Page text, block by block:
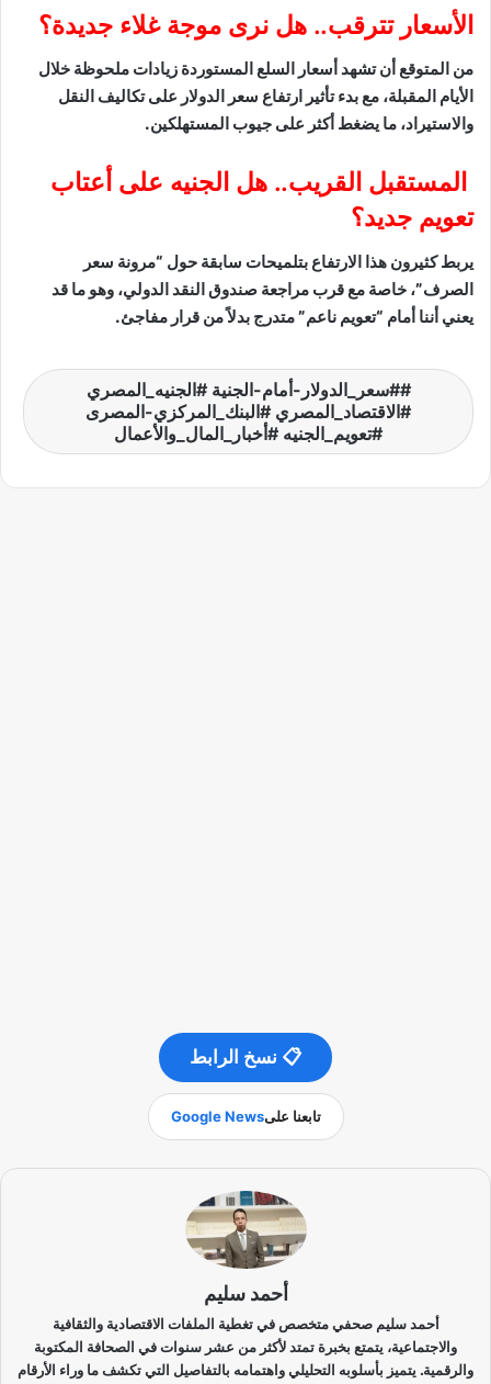
الأسعار تترقب.. هل نرى موجة غلاء جديدة؟
من المتوقع أن تشهد أسعار السلع المستوردة زيادات ملحوظة خلال
الأيام المقبلة، مع بدء تأثير ارتفاع سعر الدولار على تكاليف النقل
والاستيراد، ما يضغط أكثر على جيوب المستهلكين.
المستقبل القريب.. هل الجنيه على أعتاب
تعويم جديد؟
يربط كثيرون هذا الارتفاع بتلميحات سابقة حول “مرونة سعر
الصرف”، خاصة مع قرب مراجعة صندوق النقد الدولي، وهو ما قد
يعني أننا أمام “تعويم ناعم” متدرج بدلاً من قرار مفاجئ.
#سعر_الدولار-أمام-الجنية #الجنيه_المصري
#الاقتصاد_المصري #البنك_المركزي-المصرى
#تعويم_الجنيه #أخبار_المال_والأعمال
📋 نسخ الرابط
تابعنا علىGoogle News
أحمد سليم
أحمد سليم صحفي متخصص في تغطية الملفات الاقتصادية والثقافية
والاجتماعية، يتمتع بخبرة تمتد لأكثر من عشر سنوات في الصحافة المكتوبة
والرقمية. يتميز بأسلوبه التحليلي واهتمامه بالتفاصيل التي تكشف ما وراء الأرقام